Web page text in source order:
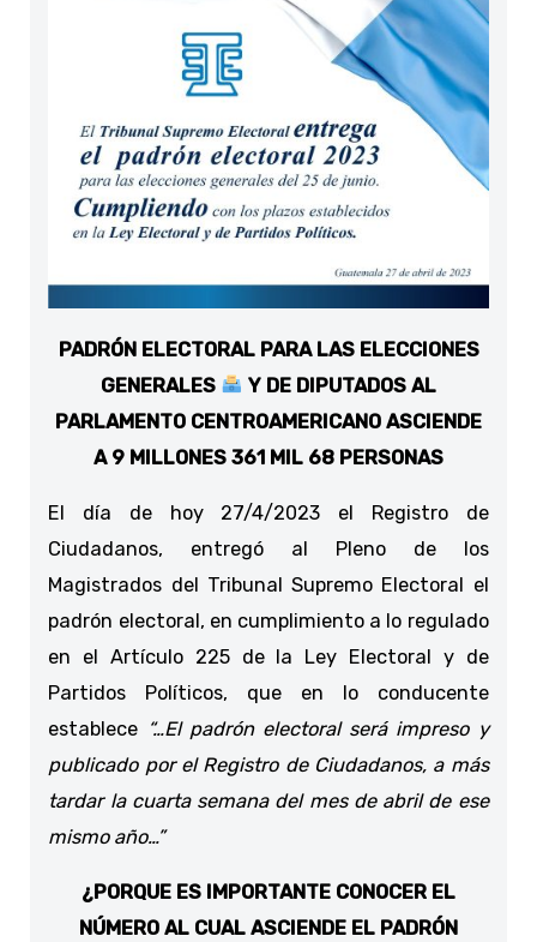
PADRÓN ELECTORAL PARA LAS ELECCIONES
GENERALES
Y DE DIPUTADOS AL
PARLAMENTO CENTROAMERICANO ASCIENDE
A 9 MILLONES 361 MIL 68 PERSONAS
El día de hoy 27/4/2023 el Registro de
Ciudadanos, entregó al Pleno de los
Magistrados del Tribunal Supremo Electoral el
padrón electoral, en cumplimiento a lo regulado
en el Artículo 225 de la Ley Electoral y de
Partidos Políticos, que en lo conducente
establece “…El padrón electoral será impreso y
publicado por el Registro de Ciudadanos, a más
tardar la cuarta semana del mes de abril de ese
mismo año…”
¿PORQUE ES IMPORTANTE CONOCER EL
NÚMERO AL CUAL ASCIENDE EL PADRÓN